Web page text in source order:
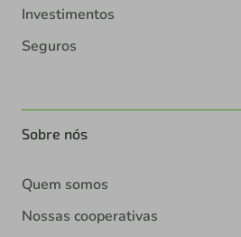
Investimentos
Seguros
Sobre nós
Quem somos
Nossas cooperativas